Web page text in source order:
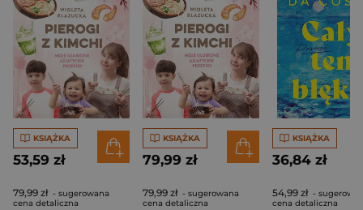
KSIĄŻKA
53,59 zł
79,99 zł - sugerowana
cena detaliczna
KSIĄŻKA
79,99 zł
79,99 zł - sugerowana
cena detaliczna
KSIĄŻKA
36,84 zł
54,99 zł -
cena detaliczna